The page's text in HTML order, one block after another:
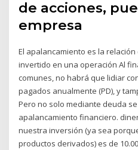
de acciones,
empresa
El apalancamiento es la
invertido en una operación Al
comunes, no habrá que lidiar
pagados anualmente (PD), y
Pero no solo mediante deuda
apalancamiento financiero.
nuestra inversión (ya sea
productos derivados) es de